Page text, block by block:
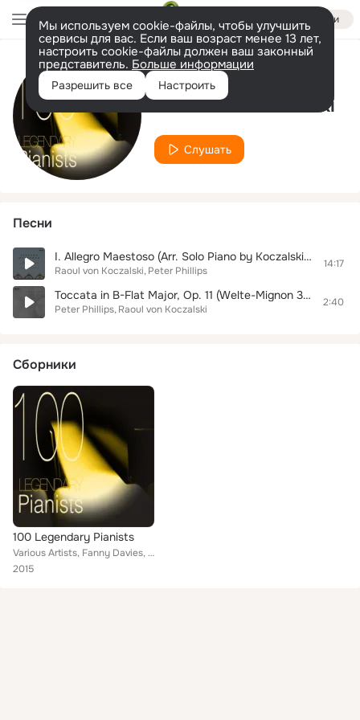
Войти
Мы используем cookie-файлы, чтобы улучшить
сервисы для вас. Если ваш возраст менее 13 лет,
настроить cookie-файлы должен ваш законный
представитель. Больше информации
Разрешить все Настроить
Исполнитель
Raoul von Koczalski
Слушать
Песни
I. Allegro Maestoso (Arr. Solo Piano by Koczalski) (Welte-Mignon 3976)
Raoul von Koczalski Peter Phillips
14:17
Toccata in B-Flat Major, Op. 11 (Welte-Mignon 3971)
Peter Phillips Raoul von Koczalski
2:40
Сборники
100 Legendary Pianists
Various Artists, Fanny Davies, Benno Moiseiwitsch, Alexander Siloti, Martha Argerich, Wanda Landowska, Aline von Barentzen, Dian...
2015